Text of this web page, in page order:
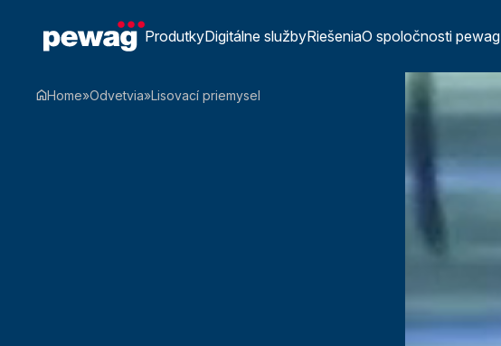
ProdutkyDigitálne službyRiešeniaO spoločnosti pewag
Home»Odvetvia»Lisovací priemysel